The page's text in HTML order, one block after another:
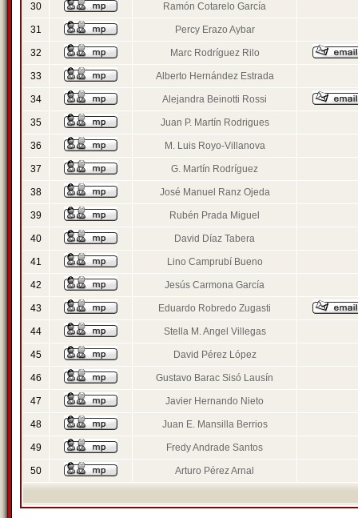
30 Ramón Cotarelo García
31 Percy Erazo Aybar
32 Marc Rodríguez Rilo
33 Alberto Hernández Estrada
34 Alejandra Beinotti Rossi
35 Juan P. Martín Rodrigues
36 M. Luis Royo-Villanova
37 G. Martín Rodríguez
38 José Manuel Ranz Ojeda
39 Rubén Prada Miguel
40 David Díaz Tabera
41 Lino Camprubí Bueno
42 Jesús Carmona García
43 Eduardo Robredo Zugasti
44 Stella M. Angel Villegas
45 David Pérez López
46 Gustavo Barac Sisó Lausín
47 Javier Hernando Nieto
48 Juan E. Mansilla Berrios
49 Fredy Andrade Santos
50 Arturo Pérez Arnal